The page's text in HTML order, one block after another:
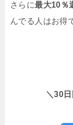
さらに最大10％
んでる人はお得
＼30